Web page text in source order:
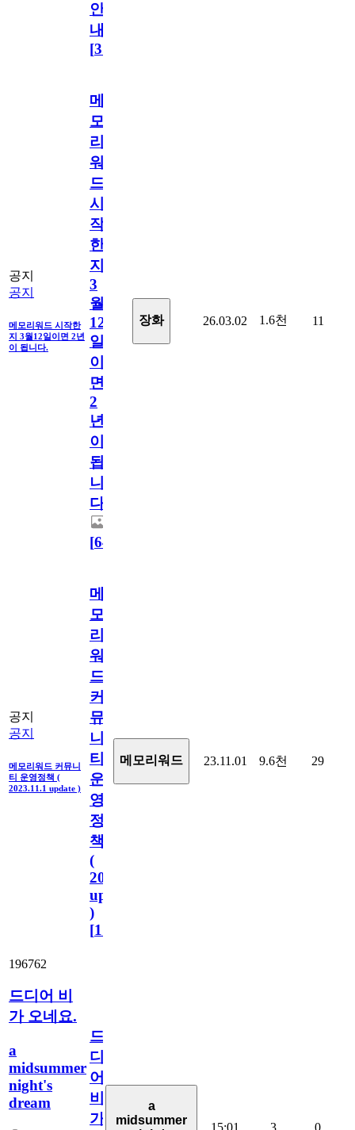
안
내
[31
공지
공지
메모리워드 시작한
지 3월12일이면 2년
이 됩니다.
메
모
리
워
드
시
작
한
지
3
월
12
일
이
면
2
년
이
됩
니
다.
[64
장화 26.03.02 1.6천 11
공지
공지
메모리워드 커뮤니
티 운영정책 (
2023.11.1 update )
메
모
리
워
드
커
뮤
니
티
운
영
정
책
(
2023.11.1
update
)
[110
메모리워드 23.11.01 9.6천 29
196762
드디어 비
가 오네요.
a
midsummer
night's
dream
드
디
어
비
가
a
midsummer
15:01 3 0